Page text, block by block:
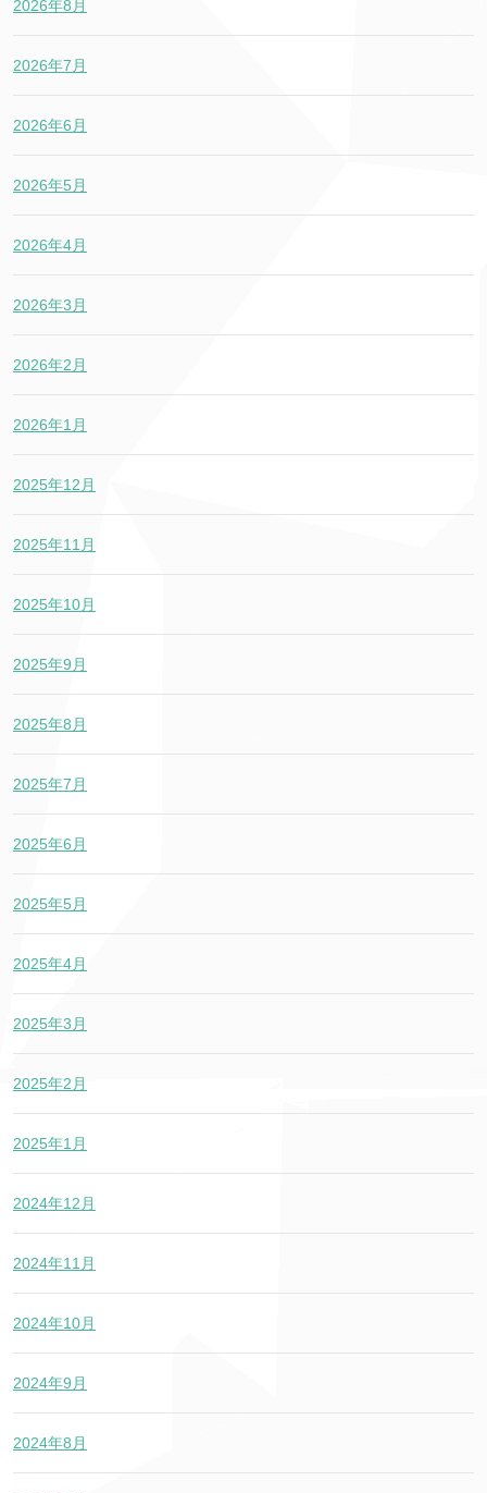
2026年8月
2026年7月
2026年6月
2026年5月
2026年4月
2026年3月
2026年2月
2026年1月
2025年12月
2025年11月
2025年10月
2025年9月
2025年8月
2025年7月
2025年6月
2025年5月
2025年4月
2025年3月
2025年2月
2025年1月
2024年12月
2024年11月
2024年10月
2024年9月
2024年8月